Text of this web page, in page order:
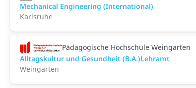
Mechanical Engineering (International)
Karlsruhe
Pädagogische Hochschule Weingarten
Alltagskultur und Gesundheit (B.A.)Lehramt
Weingarten